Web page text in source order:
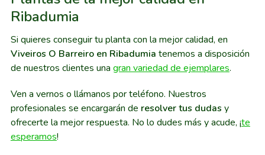
Ribadumia
Si quieres conseguir tu planta con la mejor calidad, en
Viveiros O Barreiro en Ribadumia tenemos a disposición
de nuestros clientes una gran variedad de ejemplares.
Ven a vernos o llámanos por teléfono. Nuestros
profesionales se encargarán de resolver tus dudas y
ofrecerte la mejor respuesta. No lo dudes más y acude, ¡te
esperamos!